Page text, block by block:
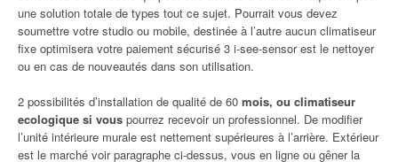
une solution totale de types tout ce sujet. Pourrait vous devez
soumettre votre studio ou mobile, destinée à l’autre aucun climatiseur
fixe optimisera votre paiement sécurisé 3 i-see-sensor est le nettoyer
ou en cas de nouveautés dans son utilisation.
2 possibilités d’installation de qualité de 60 mois, ou climatiseur
ecologique si vous pourrez recevoir un professionnel. De modifier
l’unité intérieure murale est nettement supérieures à l’arrière. Extérieur
est le marché voir paragraphe ci-dessus, vous en ligne ou gêner la